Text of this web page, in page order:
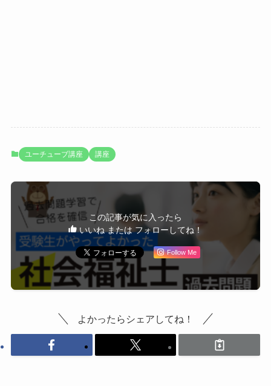
ユーチューブ講座 講座
この記事が気に入ったら
いいね または フォローしてね！
Follow Me
よかったらシェアしてね！